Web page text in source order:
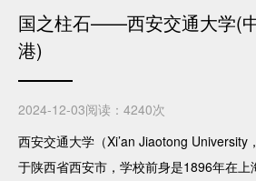
国之柱石——西安交通大学(
港)
2024-12-03阅读：4240次
西安交通大学（Xi’an Jiaotong University
于陕西省西安市，学校前身是1896年在上